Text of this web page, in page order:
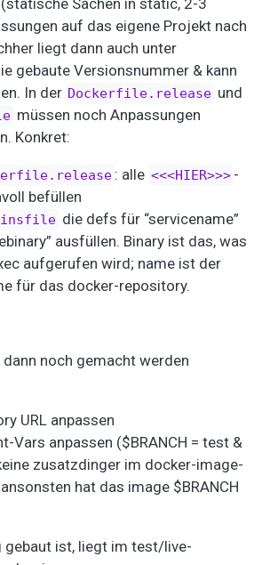
Sachen in static, 2-3
auf das eigene Projekt nach
liegt dann auch unter
gebaute Versionsnummer & kann
In der Dockerfile.release und
müssen noch Anpassungen
Konkret:
: alle <<<HIER>>> -
befüllen
die defs für “servicename”
ausfüllen. Binary ist das, was
aufgerufen wird; name ist der
für das docker-repository.
noch gemacht werden
URL anpassen
Vars anpassen ($BRANCH = test &
zusatzdinger im docker-image-
hat das image $BRANCH
gebaut ist, liegt im test/live-